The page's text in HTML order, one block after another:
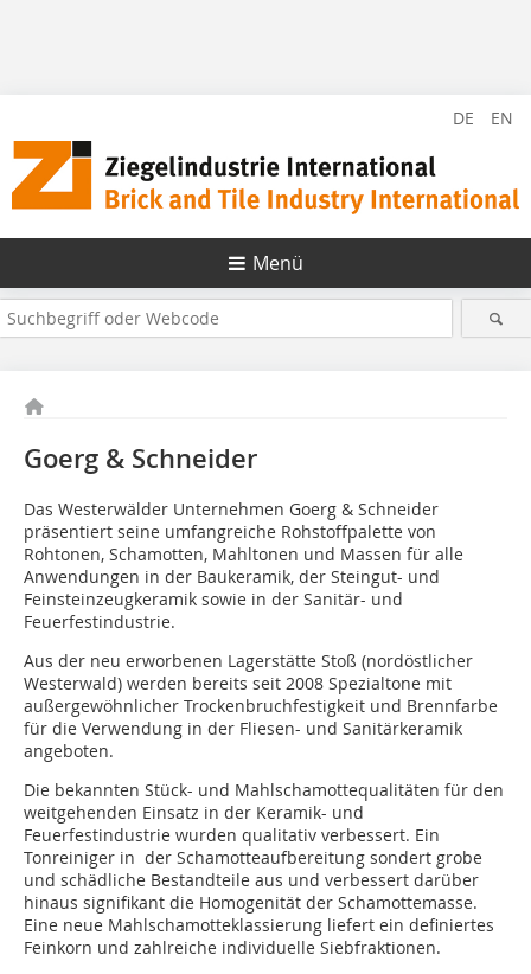
DE EN
Menü
Goerg & Schneider
Das Westerwälder Unternehmen Goerg & Schneider
präsentiert seine umfangreiche Rohstoffpalette von
Rohtonen, Schamotten, Mahltonen und Massen für alle
Anwendungen in der Baukeramik, der Steingut- und
Feinsteinzeugkeramik sowie in der Sanitär- und
Feuerfestindustrie.
Aus der neu erworbenen Lagerstätte Stoß (nordöstlicher
Westerwald) werden bereits seit 2008 Spezialtone mit
außergewöhnlicher Trockenbruchfestigkeit und Brennfarbe
für die Verwendung in der Fliesen- und Sanitärkeramik
angeboten.
Die bekannten Stück- und Mahlschamottequalitäten für den
weitgehenden Einsatz in der Keramik- und
Feuerfestindustrie wurden qualitativ verbessert. Ein
Tonreiniger in der Schamotteaufbereitung sondert grobe
und schädliche Bestandteile aus und verbessert darüber
hinaus signifikant die Homogenität der Schamottemasse.
Eine neue Mahlschamotteklassierung liefert ein definiertes
Feinkorn und zahlreiche individuelle Siebfraktionen.